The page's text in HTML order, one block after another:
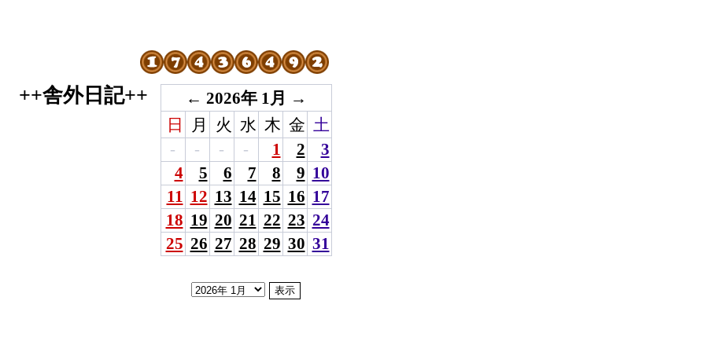
++舎外日記++ ← 2026年 1月
→
日
月 火 水 木 金 土
-
- - - 1 2
3
4
5 6 7 8 9 10
11 12 13 14 15 16 17
18 19 20 21 22 23 24
25 26 27 28 29 30 31